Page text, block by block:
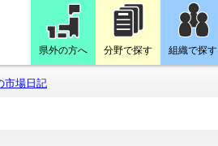
県外の方へ 分野で探す 組織で探す
市場日記